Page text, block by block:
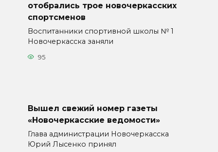
отобрались трое новочеркасских
спортсменов
Воспитанники спортивной школы № 1
Новочеркасска заняли
95
Вышел свежий номер газеты
«Новочеркасские ведомости»
Глава администрации Новочеркасска
Юрий Лысенко принял